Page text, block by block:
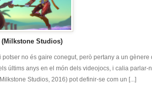
(Milkstone Studios)
potser no és gaire conegut, però pertany a un gènere
últims anys en el món dels videojocs, i calia parlar-
Studios, 2016) pot definir-se com un [...]